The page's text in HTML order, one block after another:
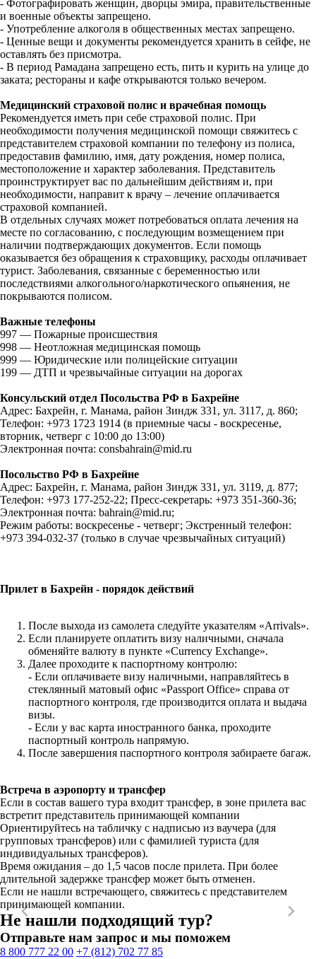
- Фотографировать женщин, дворцы эмира, правительственные
и военные объекты запрещено.
- Употребление алкоголя в общественных местах запрещено.
- Ценные вещи и документы рекомендуется хранить в сейфе, не
оставлять без присмотра.
- В период Рамадана запрещено есть, пить и курить на улице до
заката; рестораны и кафе открываются только вечером.
Медицинский страховой полис и врачебная помощь
Рекомендуется иметь при себе страховой полис. При
необходимости получения медицинской помощи свяжитесь с
представителем страховой компании по телефону из полиса,
предоставив фамилию, имя, дату рождения, номер полиса,
местоположение и характер заболевания. Представитель
проинструктирует вас по дальнейшим действиям и, при
необходимости, направит к врачу – лечение оплачивается
страховой компанией.
В отдельных случаях может потребоваться оплата лечения на
месте по согласованию, с последующим возмещением при
наличии подтверждающих документов. Если помощь
оказывается без обращения к страховщику, расходы оплачивает
турист. Заболевания, связанные с беременностью или
последствиями алкогольного/наркотического опьянения, не
покрываются полисом.
Важные телефоны
997 — Пожарные происшествия
998 — Неотложная медицинская помощь
999 — Юридические или полицейские ситуации
199 — ДТП и чрезвычайные ситуации на дорогах
Консульский отдел Посольства РФ в Бахрейне
Адрес: Бахрейн, г. Манама, район Зиндж 331, ул. 3117, д. 860;
Телефон: +973 1723 1914 (в приемные часы - воскресенье,
вторник, четверг с 10:00 до 13:00)
Электронная почта: consbahrain@mid.ru
Посольство РФ в Бахрейне
Адрес: Бахрейн, г. Манама, район Зиндж 331, ул. 3119, д. 877;
Телефон: +973 177-252-22; Пресс-секретарь: +973 351-360-36;
Электронная почта: bahrain@mid.ru;
Режим работы: воскресенье - четверг; Экстренный телефон:
+973 394-032-37 (только в случае чрезвычайных ситуаций)
Прилет в Бахрейн - порядок действий
После выхода из самолета следуйте указателям «Arrivals».
Если планируете оплатить визу наличными, сначала
обменяйте валюту в пункте «Currency Exchange».
Далее проходите к паспортному контролю:
- Если оплачиваете визу наличными, направляйтесь в
стеклянный матовый офис «Passport Office» справа от
паспортного контроля, где производится оплата и выдача
визы.
- Если у вас карта иностранного банка, проходите
паспортный контроль напрямую.
После завершения паспортного контроля забираете багаж.
Встреча в аэропорту и трансфер
Если в состав вашего тура входит трансфер, в зоне прилета вас
встретит представитель принимающей компании
Ориентируйтесь на табличку с надписью из ваучера (для
групповых трансферов) или с фамилией туриста (для
индивидуальных трансферов).
Время ожидания – до 1,5 часов после прилета. При более
длительной задержке трансфер может быть отменен.
Если не нашли встречающего, свяжитесь с представителем
принимающей компании.
Не нашли подходящий тур?
Отправьте нам запрос и мы поможем
8 800 777 22 00 +7 (812) 702 77 85